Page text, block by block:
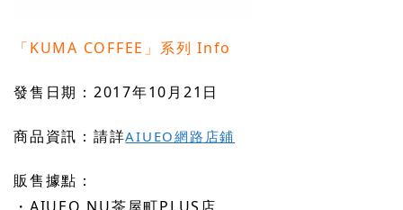
「KUMA COFFEE」系列 Info
發售日期：2017年10月21日
商品資訊：請詳AIUEO網路店鋪
販售據點：